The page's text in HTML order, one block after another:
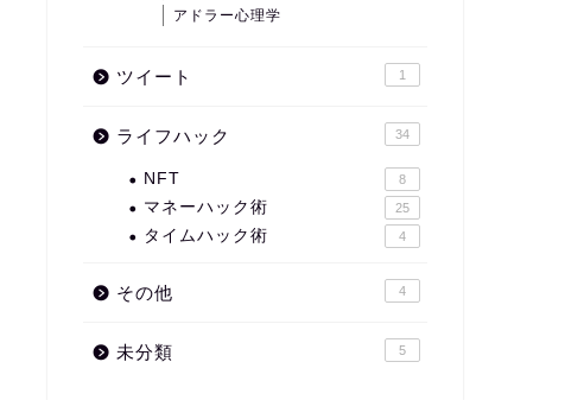
アドラー心理学
ツイート 1
ライフハック 34
NFT 8
マネーハック術 25
タイムハック術 4
その他 4
未分類 5